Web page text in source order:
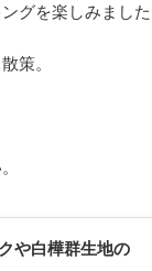
グを楽しみました
策。
や白樺群生地の